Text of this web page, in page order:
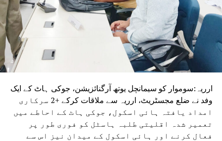
اعلیٰ کی ضرورت ہے جو معیاری تعلیم فراہم کرے، روزگار کے
مواقع پیدا کرے اور بہاریوں کے وقار کو بحال کرے۔انہوں نے
کسی متبادل لیڈر کا نام لیے بغیر کہا کہ ان کی مخالفت کسی
فرد یا پارٹی سے نہیں بلکہ’’کمزور قیادت‘‘سے ہے۔ وزیر اعلیٰ
مسٹر چودھری کا نام لیے بغیر ان کی طرف اشارہ کرتے ہوئے
انہوں نے الزام لگایا کہ ان سے لوگ اچھی طرح واقف ہیں اور
گا۔
ارریہ:سوموار کو سیمانچل یوتھ آرگنائزیشن، جوکی ہاٹ کے ایک
وفد نے ضلع مجسٹریٹ، ارریہ سے ملاقات کرکے +2 سرکاری
امداد یافتہ ہائی اسکول، جوکی ہاٹ کے احاطے میں
تعمیر شدہ اقلیتی طلبہ ہاسٹل کو فوری طور پر
فعال کرنے اور ہائی اسکول کے میدان نیز اس سے